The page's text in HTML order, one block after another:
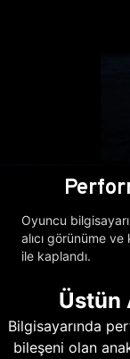
Oyuncu
alıcı görünüme ve
ile kaplandı.
Üstün
Bilgisayarında
bileşeni olan